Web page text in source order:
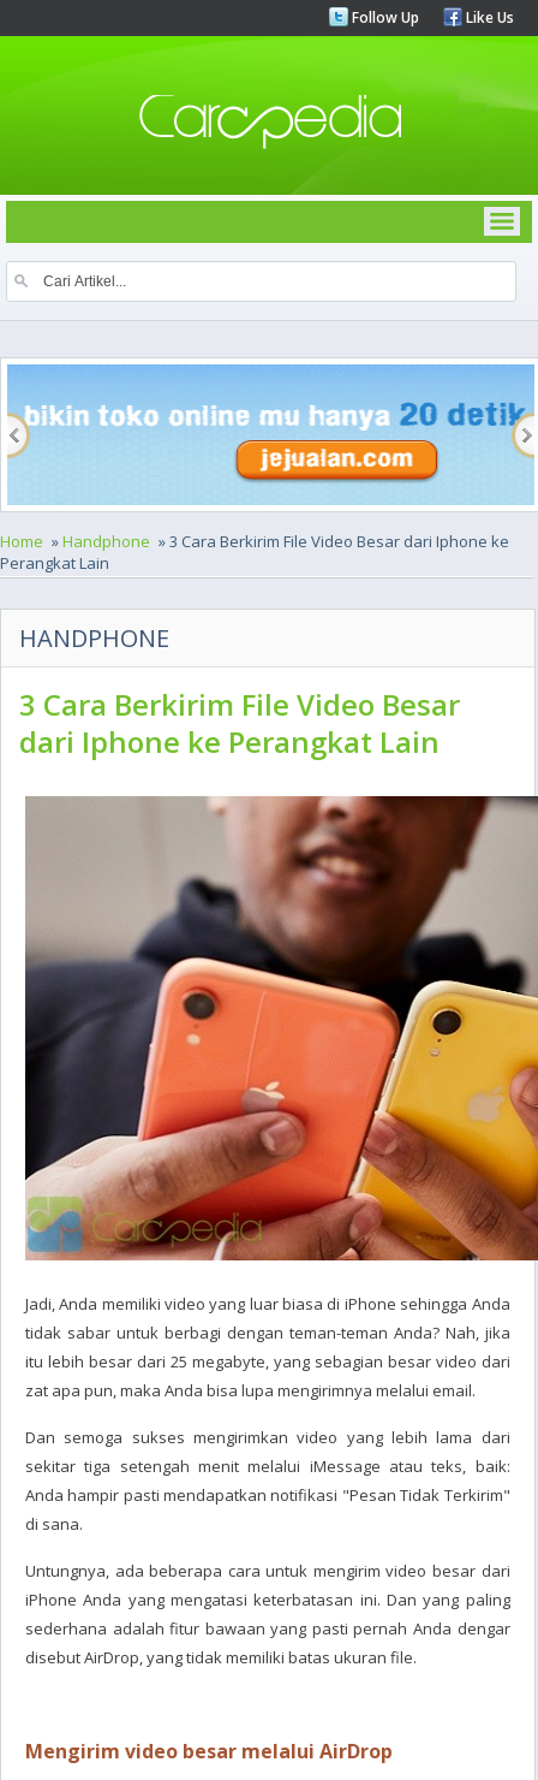
Follow Up Like Us
Home »Handphone » 3 Cara Berkirim File Video Besar dari Iphone ke
Perangkat Lain
HANDPHONE
3 Cara Berkirim File Video Besar
dari Iphone ke Perangkat Lain
Jadi, Anda memiliki video yang luar biasa di iPhone sehingga Anda
tidak sabar untuk berbagi dengan teman-teman Anda? Nah, jika
itu lebih besar dari 25 megabyte, yang sebagian besar video dari
zat apa pun, maka Anda bisa lupa mengirimnya melalui email.
Dan semoga sukses mengirimkan video yang lebih lama dari
sekitar tiga setengah menit melalui iMessage atau teks, baik:
Anda hampir pasti mendapatkan notifikasi "Pesan Tidak Terkirim"
di sana.
Untungnya, ada beberapa cara untuk mengirim video besar dari
iPhone Anda yang mengatasi keterbatasan ini. Dan yang paling
sederhana adalah fitur bawaan yang pasti pernah Anda dengar
disebut AirDrop, yang tidak memiliki batas ukuran file.
Mengirim video besar melalui AirDrop